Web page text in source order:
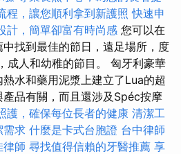
程，讓您順利拿到新護照 快速申
計，簡單卻富有時尚感 您可以在
找到最佳的節日，遠足場所，度
成人和幼稚的節目。 匈牙利豪華
水和藥用泥漿上建立了Lua的超
品有關，而且還涉及Spéc按摩
護，確保每位長者的健康 清潔工
需求 什麼是卡式台胞證 台中律師
律師 尋找值得信賴的牙醫推薦 享